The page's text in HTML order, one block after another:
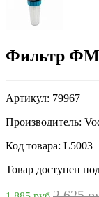
Фильтр
Артикул: 79967
Производитель:
Код товара: L5003
Товар доступен